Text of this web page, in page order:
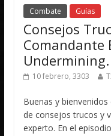
Combate Guías
Consejos
Comandante
Undermining.
10 febrero, 3303
Buenas y
de consejos trucos y
experto. En el episodio